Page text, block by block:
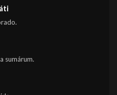
sumárum.